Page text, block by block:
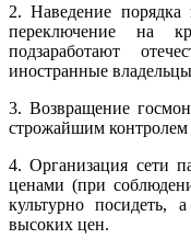
2. Наведение порядка
переключение на
подзаработают
иностранные
3. Возвращение
строжайшим контролем
4. Организация сети
ценами (при
культурно посидеть,
высоких цен.